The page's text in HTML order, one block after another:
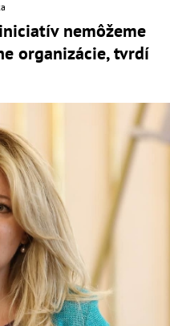
nemôžeme
organizácie, tvrdí